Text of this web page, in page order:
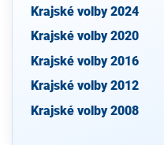
Krajské volby 2024
Krajské volby 2020
Krajské volby 2016
Krajské volby 2012
Krajské volby 2008